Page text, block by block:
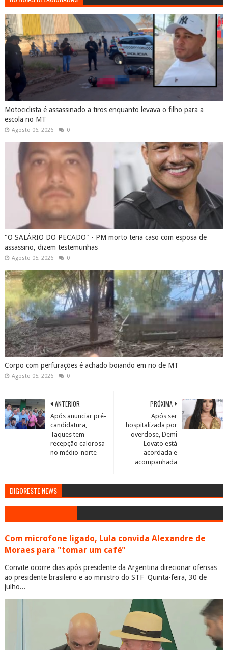
Motociclista é assassinado a tiros enquanto levava o filho para a
escola no MT
Agosto 06, 2026 0
"O SALÁRIO DO PECADO" - PM morto teria caso com esposa de
assassino, dizem testemunhas
Agosto 05, 2026 0
Corpo com perfurações é achado boiando em rio de MT
Agosto 05, 2026 0
PRÓXIMA
Após ser
hospitalizada por
overdose, Demi
Lovato está
acordada e
acompanhada
ANTERIOR
Após anunciar pré-
candidatura,
Taques tem
recepção calorosa
no médio-norte
DIGORESTE NEWS
Com microfone ligado, Lula convida Alexandre de
Moraes para "tomar um café"
Convite ocorre dias após presidente da Argentina direcionar ofensas
ao presidente brasileiro e ao ministro do STF Quinta-feira, 30 de
julho...